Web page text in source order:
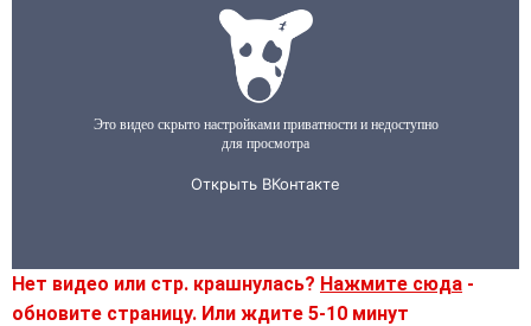
Нет видео или стр. крашнулась? Нажмите сюда -
обновите страницу. Или ждите 5-10 минут